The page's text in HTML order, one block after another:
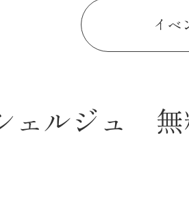
イベ
ェルジュ